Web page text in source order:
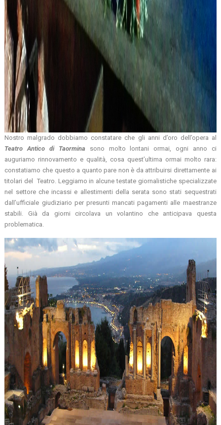
Nostro malgrado dobbiamo constatare che gli anni d’oro dell’opera al
Teatro
Antico di Taormina sono molto lontani ormai, ogni anno ci
auguriamo rinnovamento e qualità, cosa quest’ultima ormai molto rara:
constatiamo che questo a quanto pare non è da attribuirsi direttamente ai
titolari del Teatro. Leggiamo in alcune testate giornalistiche specializzate
nel settore che incassi e allestimenti della serata sono stati sequestrati
dall’ufficiale giudiziario per presunti mancati pagamenti alle maestranze
stabili. Già da giorni circolava un volantino che anticipava questa
problematica.